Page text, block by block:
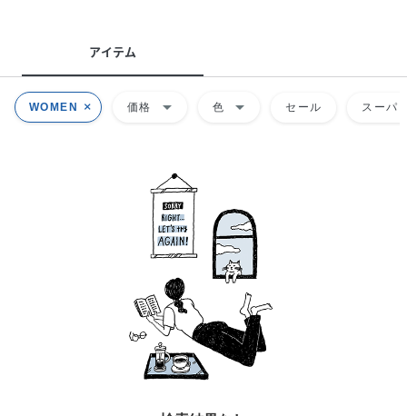
アイテム
WOMEN 価格 arrow_drop_down 色 arrow_drop_down セール スーパ